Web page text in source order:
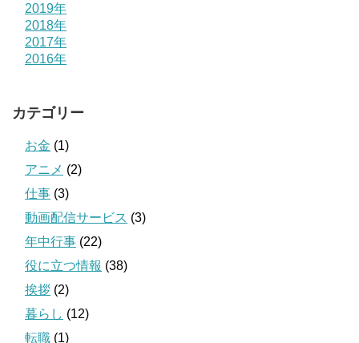
2019年
2018年
2017年
2016年
カテゴリー
お金 (1)
アニメ (2)
仕事 (3)
動画配信サービス (3)
年中行事 (22)
役に立つ情報 (38)
挨拶 (2)
暮らし (12)
転職 (1)